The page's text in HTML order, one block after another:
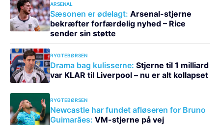
ARSENAL
Sæsonen er ødelagt: Arsenal-stjerne
bekræfter forfærdelig nyhed – Rice
sender sin støtte
RYGTEBØRSEN
Drama bag kulisserne: Stjerne til 1 milliard
var KLAR til Liverpool – nu er alt kollapset
RYGTEBØRSEN
Newcastle har fundet afløseren for Bruno
Guimarães: VM-stjerne på vej